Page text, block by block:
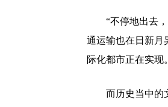
“不停地出去，
通运输也在日新月
际化都市正在实现
而历史当中的文